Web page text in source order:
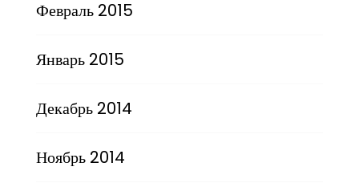
Февраль 2015
Январь 2015
Декабрь 2014
Ноябрь 2014